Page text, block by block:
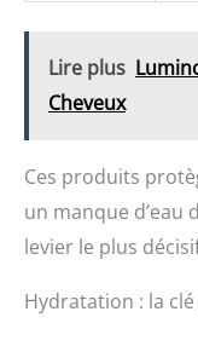
Lire plus
Cheveux
Ces produits
un manque d’eau
levier le plus
Hydratation : la